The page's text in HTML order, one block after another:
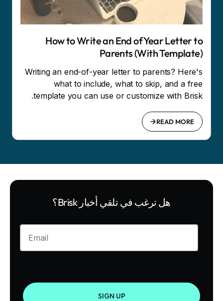
How to Write an End of Year Letter to
Parents (With Template)
Writing an end-of-year letter to parents? Here's
what to include, what to skip, and a free
template you can use or customize with Brisk.
READ MORE
هل ترغب في تلقي أخبار Brisk؟
Enter your email
SIGN UP